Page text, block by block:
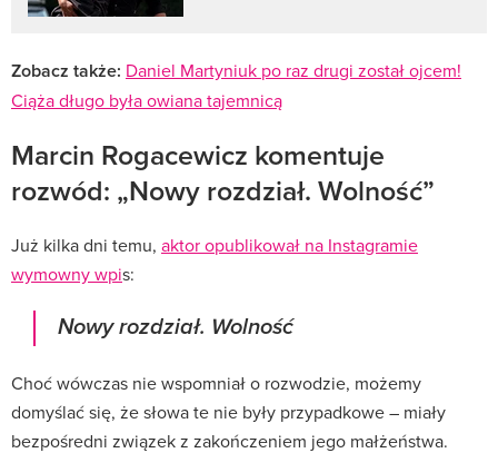
Zobacz także: Daniel Martyniuk po raz drugi został ojcem!
Ciąża długo była owiana tajemnicą
Marcin Rogacewicz komentuje
rozwód: „Nowy rozdział. Wolność”
Już kilka dni temu, aktor opublikował na Instagramie
wymowny wpis:
Nowy rozdział. Wolność
Choć wówczas nie wspomniał o rozwodzie, możemy
domyślać się, że słowa te nie były przypadkowe – miały
bezpośredni związek z zakończeniem jego małżeństwa.